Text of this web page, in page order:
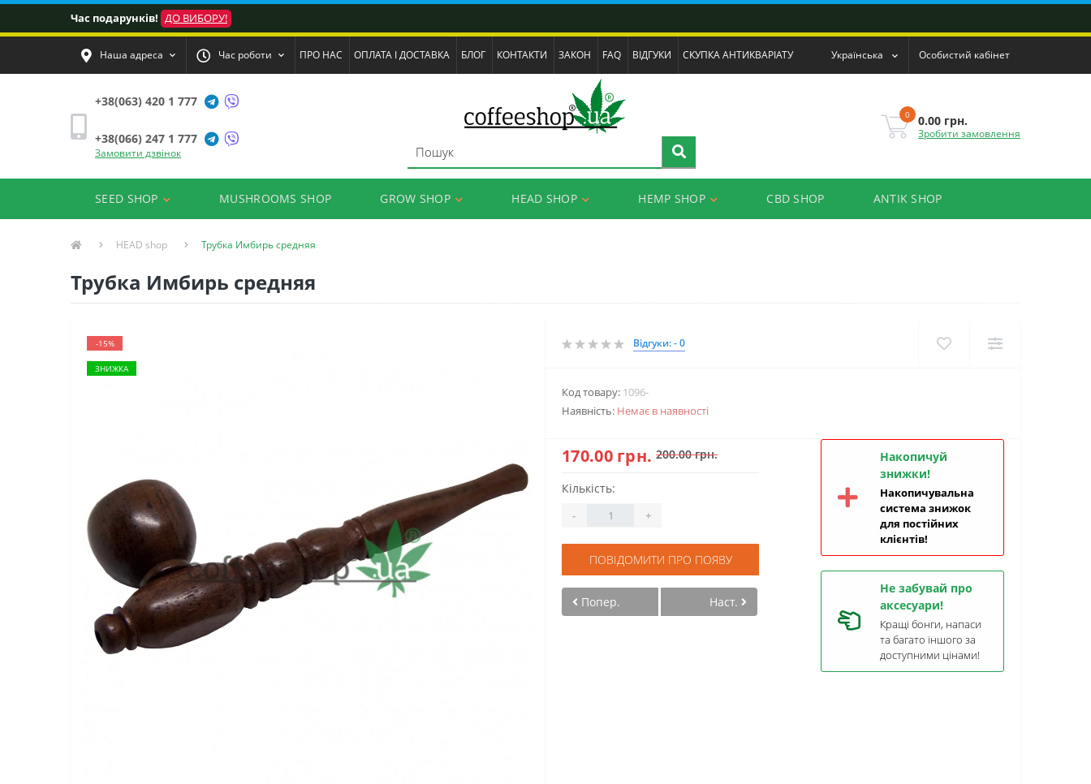
Час подарунків! ДО ВИБОРУ!
Наша адреса Час роботи ПРО НАС ОПЛАТА І ДОСТАВКА БЛОГ КОНТАКТИ ЗАКОН FAQ ВІДГУКИ СКУПКА АНТИКВАРІАТУ Українська Особистий кабінет
+38(063) 420 1 777
+38(066) 247 1 777
Замовити дзвінок
0 0.00 грн.
Зробити замовлення
SEED SHOP MUSHROOMS SHOP GROW SHOP HEAD SHOP HEMP SHOP CBD SHOP ANTIK SHOP
HEAD shop Трубка Имбирь средняя
Трубка Имбирь средняя
-15%
ЗНИЖКА
Відгуки: - 0
Код товару: 1096-
Наявність: Немає в наявності
170.00 грн. 200.00 грн.
Кількість:
- +
ПОВІДОМИТИ ПРО ПОЯВУ
Попер. Наст.
Накопичуй
знижки!
Накопичувальна
система знижок
для постійних
клієнтів!
Не забувай про
аксесуари!
Кращі бонги, напаси
та багато іншого за
доступними цінами!